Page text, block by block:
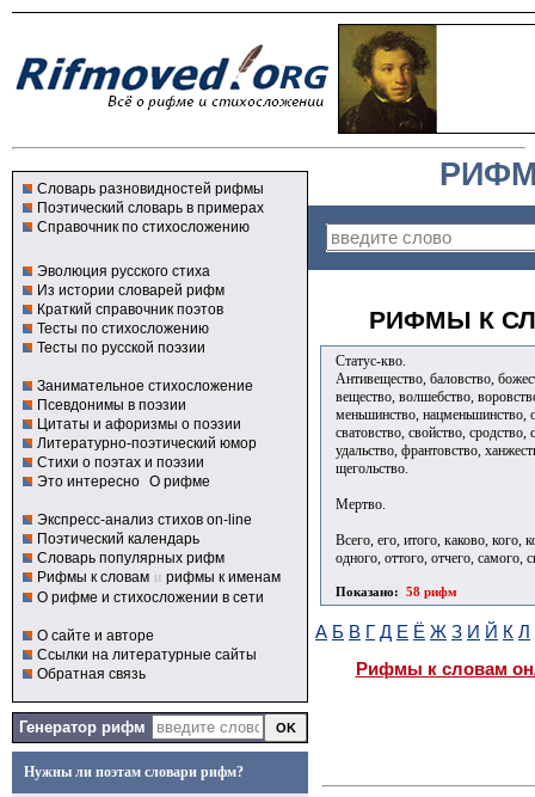
Словарь разновидностей рифмы
Поэтический словарь в примерах
Справочник по стихосложению
Эволюция русского стиха
Из истории словарей рифм
Краткий справочник поэтов
Тесты по стихосложению
Тесты по русской поэзии
Занимательное стихосложение
Псевдонимы в поэзии
Цитаты и афоризмы о поэзии
Литературно-поэтический юмор
Стихи о поэтах и поэзии
Это интересно О рифме
Экспресс-анализ стихов on-line
Поэтический календарь
Словарь популярных рифм
Рифмы к словам и рифмы к именам
О рифме и стихосложении в сети
О сайте и авторе
Ссылки на литературные сайты
Обратная связь
Генератор рифм
Нужны ли поэтам словари рифм?
РИФМЫ К
Статус-кво.
Антивещество, баловство,
вещество, волшебство,
меньшинство, нацменьшинство,
сватовство, свойство,
удальство, франтовство,
щегольство.
Мертво.
Всего, его, итого, каково, кого,
одного, оттого, отчего, самого,
Показано: 58 рифм
А Б В Г Д Е Ё Ж З И Й К Л
Рифмы к словам